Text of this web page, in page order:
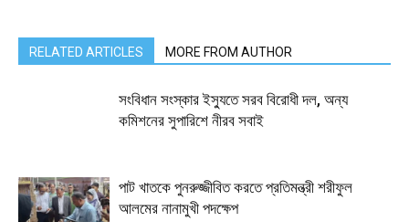
RELATED ARTICLES MORE FROM AUTHOR
সংবিধান সংস্কার ইস্যুতে সরব বিরোধী দল, অন্য
কমিশনের সুপারিশে নীরব সবাই
পাট খাতকে পুনরুজ্জীবিত করতে প্রতিমন্ত্রী শরীফুল
আলমের নানামুখী পদক্ষেপ